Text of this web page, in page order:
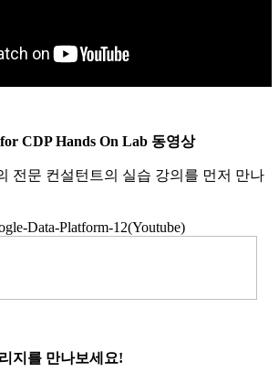
CDP Hands On Lab 동영상
전문 컨설턴트의 실습 강의를 먼저 만나
지를 만나보세요!